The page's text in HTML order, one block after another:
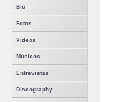
Bio
Fotos
Videos
Músicos
Entrevistas
Discography